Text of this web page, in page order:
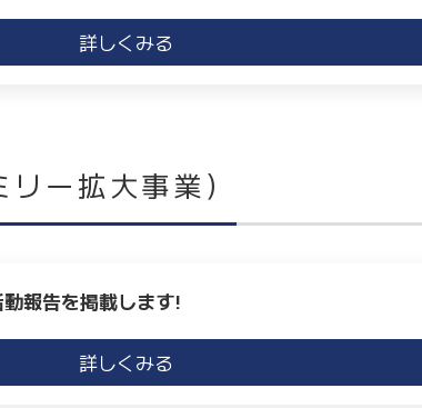
詳しくみる
ー拡大事業）
報告を掲載します!
詳しくみる